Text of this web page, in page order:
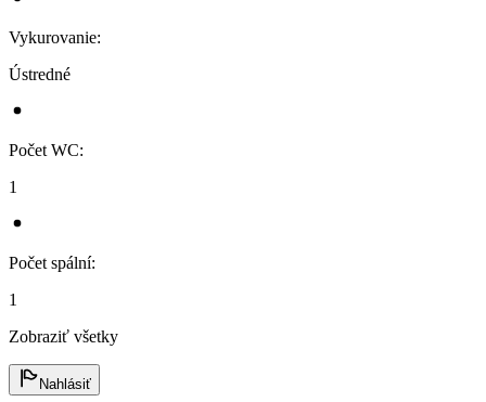
Vykurovanie:
Ústredné
Počet WC:
1
Počet spální:
1
Zobraziť všetky
Nahlásiť